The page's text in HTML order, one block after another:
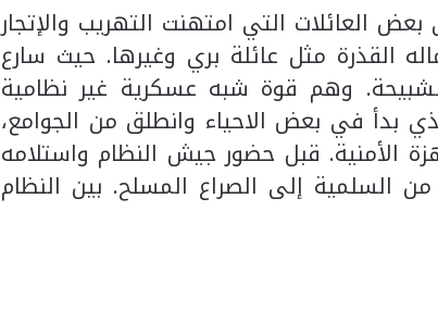
العائلات التي امتهنت التهريب والإتجار
القذرة مثل عائلة بري وغيرها. حيث سارع
وهم قوة شبه عسكرية غير نظامية
بدأ في بعض الاحياء وانطلق من الجوامع،
الأمنية. قبل حضور جيش النظام واستلامه
السلمية إلى الصراع المسلح. بين النظام